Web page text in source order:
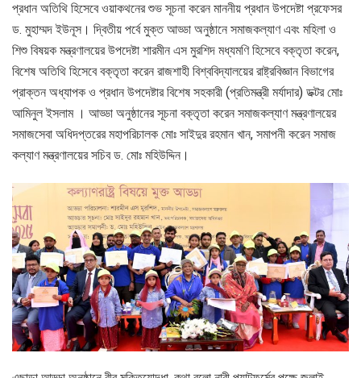
প্রধান অতিথি হিসেবে ওয়াকথনের শুভ সূচনা করেন মাননীয় প্রধান উপদেষ্টা প্রফেসর
ড. মুহাম্মদ ইউনূস। দ্বিতীয় পর্বে মুক্ত আড্ডা অনুষ্ঠানে সমাজকল্যাণ এবং মহিলা ও
শিশু বিষয়ক মন্ত্রণালয়ের উপদেষ্টা শারমীন এস মুরশিদ মধ্যমণি হিসেবে বক্তৃতা করেন,
বিশেষ অতিথি হিসেবে বক্তৃতা করেন রাজশাহী বিশ্ববিদ্যালয়ের রাষ্ট্রবিজ্ঞান বিভাগের
প্রাক্তন অধ্যাপক ও প্রধান উপদেষ্টার বিশেষ সহকারী (প্রতিমন্ত্রী মর্যাদার) ডক্টর মোঃ
আমিনুল ইসলাম । আড্ডা অনুষ্ঠানের সূচনা বক্তৃতা করেন সমাজকল্যাণ মন্ত্রণালয়ের
সমাজসেবা অধিদপ্তরের মহাপরিচালক মোঃ সাইদুর রহমান খান, সমাপনী করেন সমাজ
কল্যাণ মন্ত্রণালয়ের সচিব ড. মোঃ মহিউদ্দিন।